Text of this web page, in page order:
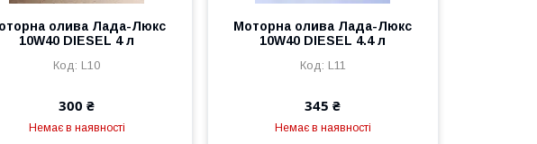
олива Лада-Люкс
10W40 DIESEL 4 л
L10
300 ₴
Немає в наявності
Моторна олива Лада-Люкс
10W40 DIESEL 4.4 л
L11
345 ₴
Немає в наявності